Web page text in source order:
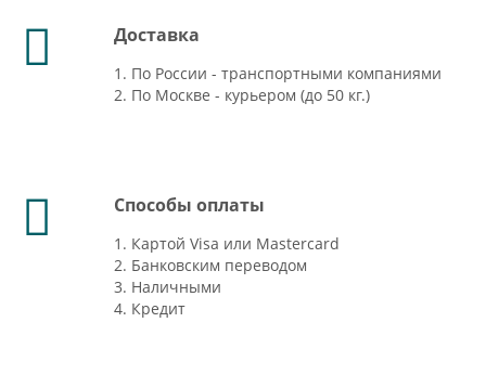
Доставка
1. По России - транспортными компаниями
2. По Москве - курьером (до 50 кг.)
Способы оплаты
1. Картой Visa или Mastercard
2. Банковским переводом
3. Наличными
4. Кредит